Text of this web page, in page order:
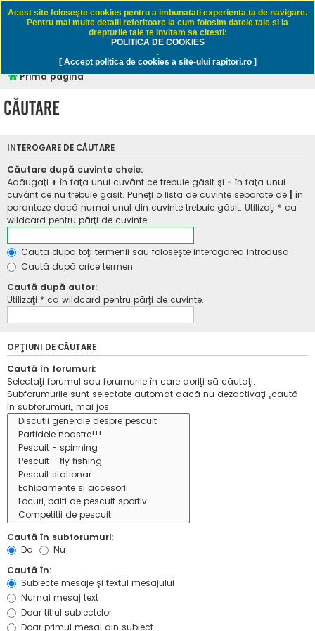
Rapitori.ro - Pescuit sportiv
Prima pagină
Căutare
INTEROGARE DE CĂUTARE
Căutare după cuvinte cheie:
Adăugaţi + în faţa unui cuvânt ce trebuie găsit şi - în faţa unui
cuvânt ce nu trebuie găsit. Puneţi o listă de cuvinte separate de
în
paranteze dacă numai unul din cuvinte trebuie găsit. Utilizaţi * ca
wildcard pentru părţi de cuvinte.
Caută după toţi termenii sau foloseşte interogarea introdusă
Caută după orice termen
Caută după autor:
Utilizaţi * ca wildcard pentru părţi de cuvinte.
OPŢIUNI DE CĂUTARE
Caută în forumuri:
Selectaţi forumul sau forumurile în care doriţi să căutaţi.
Subforumurile sunt selectate automat dacă nu dezactivaţi „caută
în subforumuri„ mai jos.
Caută în subforumuri:
Da
Nu
Caută în:
Subiecte mesaje şi textul mesajului
Numai mesaj text
Doar titlul subiectelor
Doar primul mesaj din subiect
Acest site foloseşte cookies pentru a imbunatati experienta ta de navigare.
Pentru mai multe detalii referitoare la cum folosim datele tale si la
drepturile tale te invitam sa citesti:
POLITICA DE COOKIES
.
[ Accept politica de cookies a site-ului rapitori.ro ]